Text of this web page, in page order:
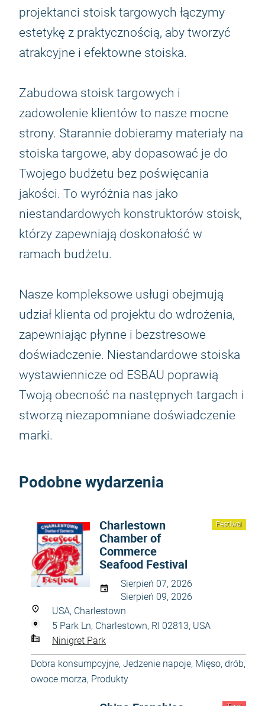
projektanci stoisk targowych łączymy
estetykę z praktycznością, aby tworzyć
atrakcyjne i efektowne stoiska.
Zabudowa stoisk targowych i
zadowolenie klientów to nasze mocne
strony. Starannie dobieramy materiały na
stoiska targowe, aby dopasować je do
Twojego budżetu bez poświęcania
jakości. To wyróżnia nas jako
niestandardowych konstruktorów stoisk,
którzy zapewniają doskonałość w
ramach budżetu.
Nasze kompleksowe usługi obejmują
udział klienta od projektu do wdrożenia,
zapewniając płynne i bezstresowe
doświadczenie. Niestandardowe stoiska
wystawiennicze od ESBAU poprawią
Twoją obecność na następnych targach i
stworzą niezapomniane doświadczenie
marki.
Podobne wydarzenia
Festiwal
Charlestown
Chamber of
Commerce
Seafood Festival
Sierpień 07, 2026
Sierpień 09, 2026
USA, Charlestown
5 Park Ln, Charlestown, RI 02813, USA
Ninigret Park
Dobra konsumpcyjne, Jedzenie napoje, Mięso, drób,
owoce morza, Produkty